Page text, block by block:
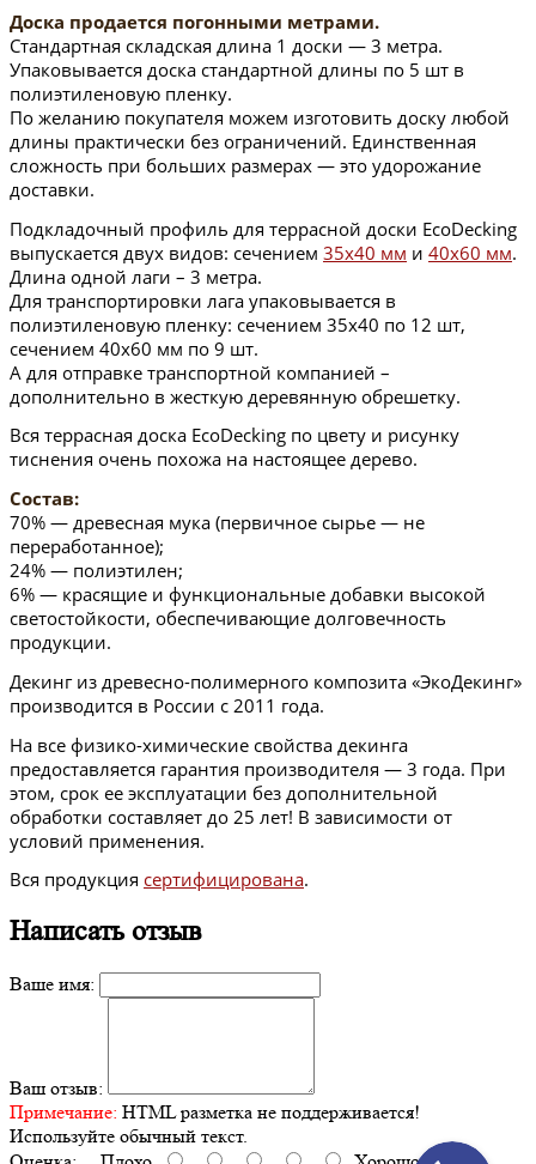
Доска продается погонными метрами.
Стандартная складская длина 1 доски — 3 метра.
Упаковывается доска стандартной длины по 5 шт в
полиэтиленовую пленку.
По желанию покупателя можем изготовить доску любой
длины практически без ограничений. Единственная
сложность при больших размерах — это удорожание
доставки.
Подкладочный профиль для террасной доски EcoDecking
выпускается двух видов: сечением 35х40 мм и 40х60 мм.
Длина одной лаги – 3 метра.
Для транспортировки лага упаковывается в
полиэтиленовую пленку: сечением 35х40 по 12 шт,
сечением 40х60 мм по 9 шт.
А для отправке транспортной компанией –
дополнительно в жесткую деревянную обрешетку.
Вся террасная доска EcoDecking по цвету и рисунку
тиснения очень похожа на настоящее дерево.
Состав:
70% — древесная мука (первичное сырье — не
переработанное);
24% — полиэтилен;
6% — красящие и функциональные добавки высокой
светостойкости, обеспечивающие долговечность
продукции.
Декинг из древесно-полимерного композита «ЭкоДекинг»
производится в России с 2011 года.
На все физико-химические свойства декинга
предоставляется гарантия производителя — 3 года. При
этом, срок ее эксплуатации без дополнительной
обработки составляет до 25 лет! В зависимости от
условий применения.
Вся продукция сертифицирована.
Написать отзыв
Ваше имя:
Ваш отзыв:
Примечание: HTML разметка не поддерживается!
Используйте обычный текст.